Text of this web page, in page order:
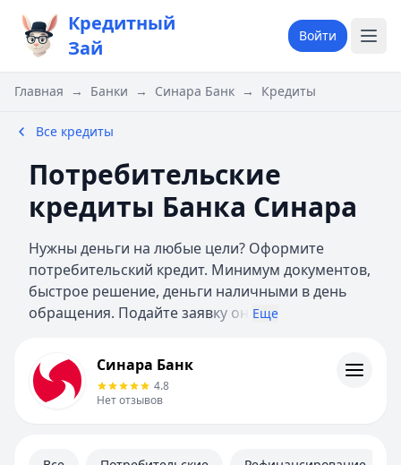
Кредитный
Зай
Войти
Главная → Банки → Синара Банк → Кредиты
Все кредиты
Потребительские
кредиты Банка Синара
Нужны деньги на любые цели? Оформите
потребительский кредит. Минимум документов,
быстрое решение, деньги наличными в день
обращения. Подайте заявку он Еще
Кредиты
Контакты
Синара Банк
4.8
Нет отзывов